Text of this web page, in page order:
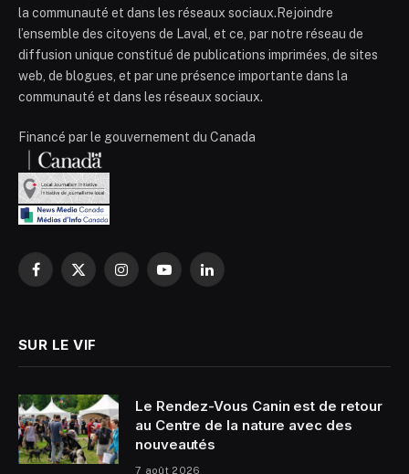
la communauté et dans les réseaux sociaux.Rejoindre
l’ensemble des citoyens de Laval, et ce, par notre réseau de
diffusion unique constitué de publications imprimées, de sites
web, de blogues, et par une présence importante dans la
communauté et dans les réseaux sociaux.
Financé par le gouvernement du Canada
Facebook
X
InstagramYouTubeLinkedIn
SUR LE VIF
Le Rendez-Vous Canin est de retour
au Centre de la nature avec des
nouveautés
7 août 2026